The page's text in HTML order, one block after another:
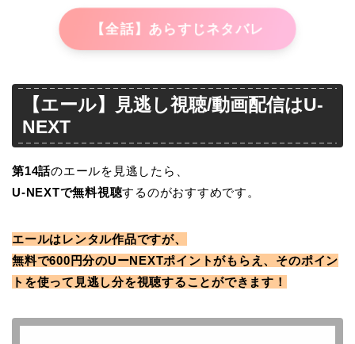
【全話】あらすじネタバレ
【エール】見逃し視聴/動画配信はU-
NEXT
第14話のエールを見逃したら、
U-NEXTで無料視聴するのがおすすめです。
エールはレンタル作品ですが、
無料で600円分のUーNEXTポイントがもらえ、そのポイン
トを使って見逃し分を視聴することができます！